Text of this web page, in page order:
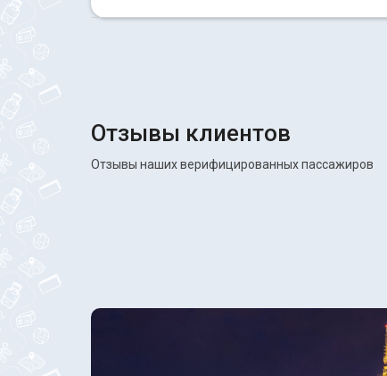
Отзывы клиентов
Отзывы наших верифицированных пассажиров